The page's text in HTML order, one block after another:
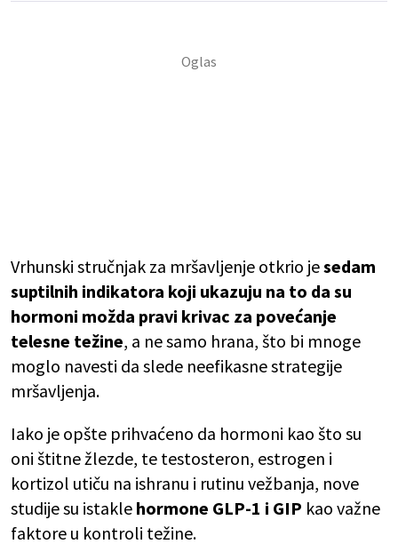
Vrhunski stručnjak za mršavljenje otkrio jesedam
suptilnih indikatora koji ukazuju na to da su
hormoni možda pravi krivac za povećanje
telesne težine, a ne samo hrana, što bi mnoge
moglo navesti da slede neefikasne strategije
mršavljenja.
Iako je opšte prihvaćeno da hormoni kao što su
oni štitne žlezde, te testosteron, estrogen i
kortizol utiču na ishranu i rutinu vežbanja, nove
studije su istakle hormone GLP-1 i GIP kao važne
faktore u kontroli težine.